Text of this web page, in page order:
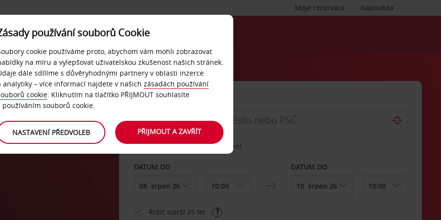
Nápověda
Moje rezervace
NAŠE SLUŽBY FIREMNÍ ZÁKAZNÍCI
Vyberte si jiné místo vrácení
DATUM OD DATUM DO
Řidič starší 25 let
používání souborů Cookie
cookie používáme proto, abychom vám mohli zobrazovat
na míru a vylepšovat uživatelskou zkušenost našich stránek.
dále sdílíme s důvěryhodnými partnery v oblasti inzerce
analytiky – více informací najdete v našich zásadách používání
cookie. Kliknutím na tlačítko PŘIJMOUT souhlasíte
používáním souborů cookie.
NASTAVENÍ PŘEDVOLEB PŘIJMOUT A ZAVŘÍT